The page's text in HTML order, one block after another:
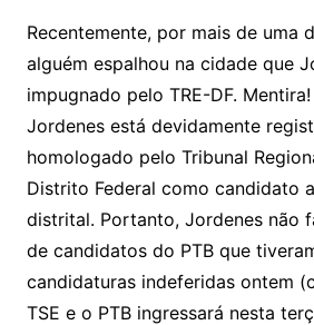
Recentemente, por mais de uma
alguém espalhou na cidade que
impugnado pelo TRE-DF.
Jordenes está devidamente
homologado pelo Tribunal
Distrito Federal como candidato
distrital. Portanto, Jordenes não
de candidatos do PTB que
candidaturas indeferidas ontem
TSE e o PTB ingressará nesta